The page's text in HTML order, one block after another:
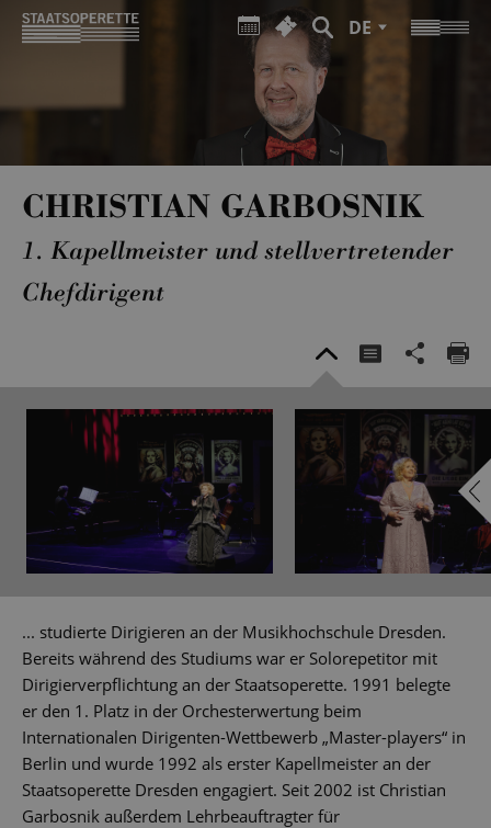
DE
CHRISTIAN GARBOSNIK
1. Kapellmeister und stellvertretender
Chefdirigent
... studierte Dirigieren an der Musikhochschule Dresden.
Bereits während des Studiums war er Solorepetitor mit
Dirigierverpflichtung an der Staatsoperette. 1991 belegte
er den 1. Platz in der Orchesterwertung beim
Internationalen Dirigenten-Wettbewerb „Master-players“ in
Berlin und wurde 1992 als erster Kapellmeister an der
Staatsoperette Dresden engagiert. Seit 2002 ist Christian
Garbosnik außerdem Lehrbeauftragter für